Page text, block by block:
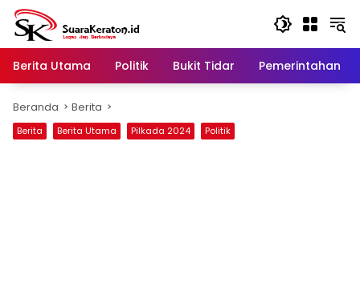
Langsung
konten
Berita Utama
Politik Bukit Tidar Pemerintahan
Beranda Berita
Berita Berita Utama Pilkada 2024 Politik